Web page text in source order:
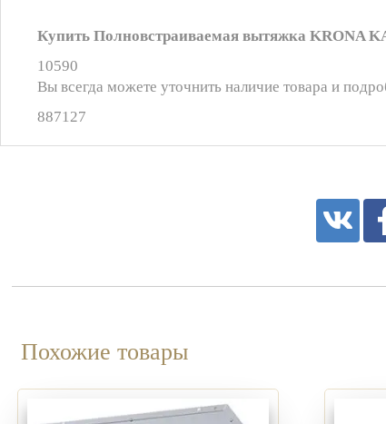
Купить Полновстраиваемая вытяжка KRONA
10590
Вы всегда можете уточнить наличие товара и
887127
Похожие товары